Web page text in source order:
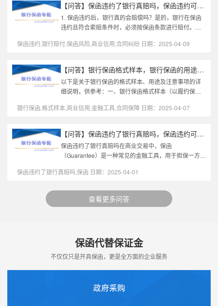
【问答】保函违约了银行真赔吗，保函违约可以从任何账户扣钱吗
1. 保函违约后，银行真的会赔偿吗？是的，银行在保函
违约且符合索赔条件时，必须按保函条款进行赔付。银
人）需提交符合保函要求的书面...
保函违约,银行赔付,保函风险,商业信用,合同纠纷 日期：2025-04-09
【问答】银行保函格式样本，银行保函的用途及注意事项
以下是关于银行保函的格式样本、用途及注意事项的详
细说明，供参考：一、银行保函格式样本（以履约保函
期：** YYYY年MM月DD日 **受...
银行保函,格式样本,商业信用,金融工具,合同保障 日期：2025-04-07
【问答】保函违约了银行真赔吗，保函违约可以从任何账户扣钱吗
保函违约了银行真赔吗在商业交易中，保函
（Guarantee）是一种常见的金融工具，用于担保一方履
赔吗？本文将从多个角度详细解析这个问...
保函违约了银行真赔吗,保函 日期：2025-04-01
查看更多问答
保函代替保证金
不仅仅只是开具保函，更是全方面的企业服务